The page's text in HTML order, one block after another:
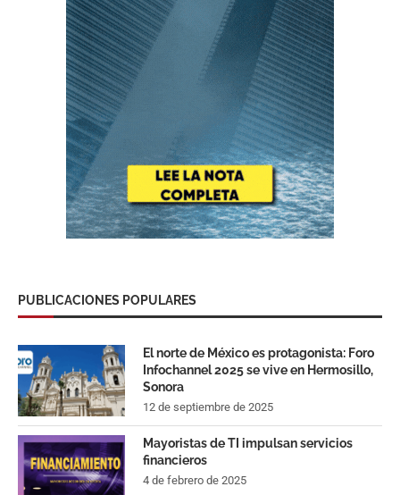
PUBLICACIONES POPULARES
El norte de México es protagonista: Foro
Infochannel 2025 se vive en Hermosillo,
Sonora
12 de septiembre de 2025
Mayoristas de TI impulsan servicios
financieros
4 de febrero de 2025